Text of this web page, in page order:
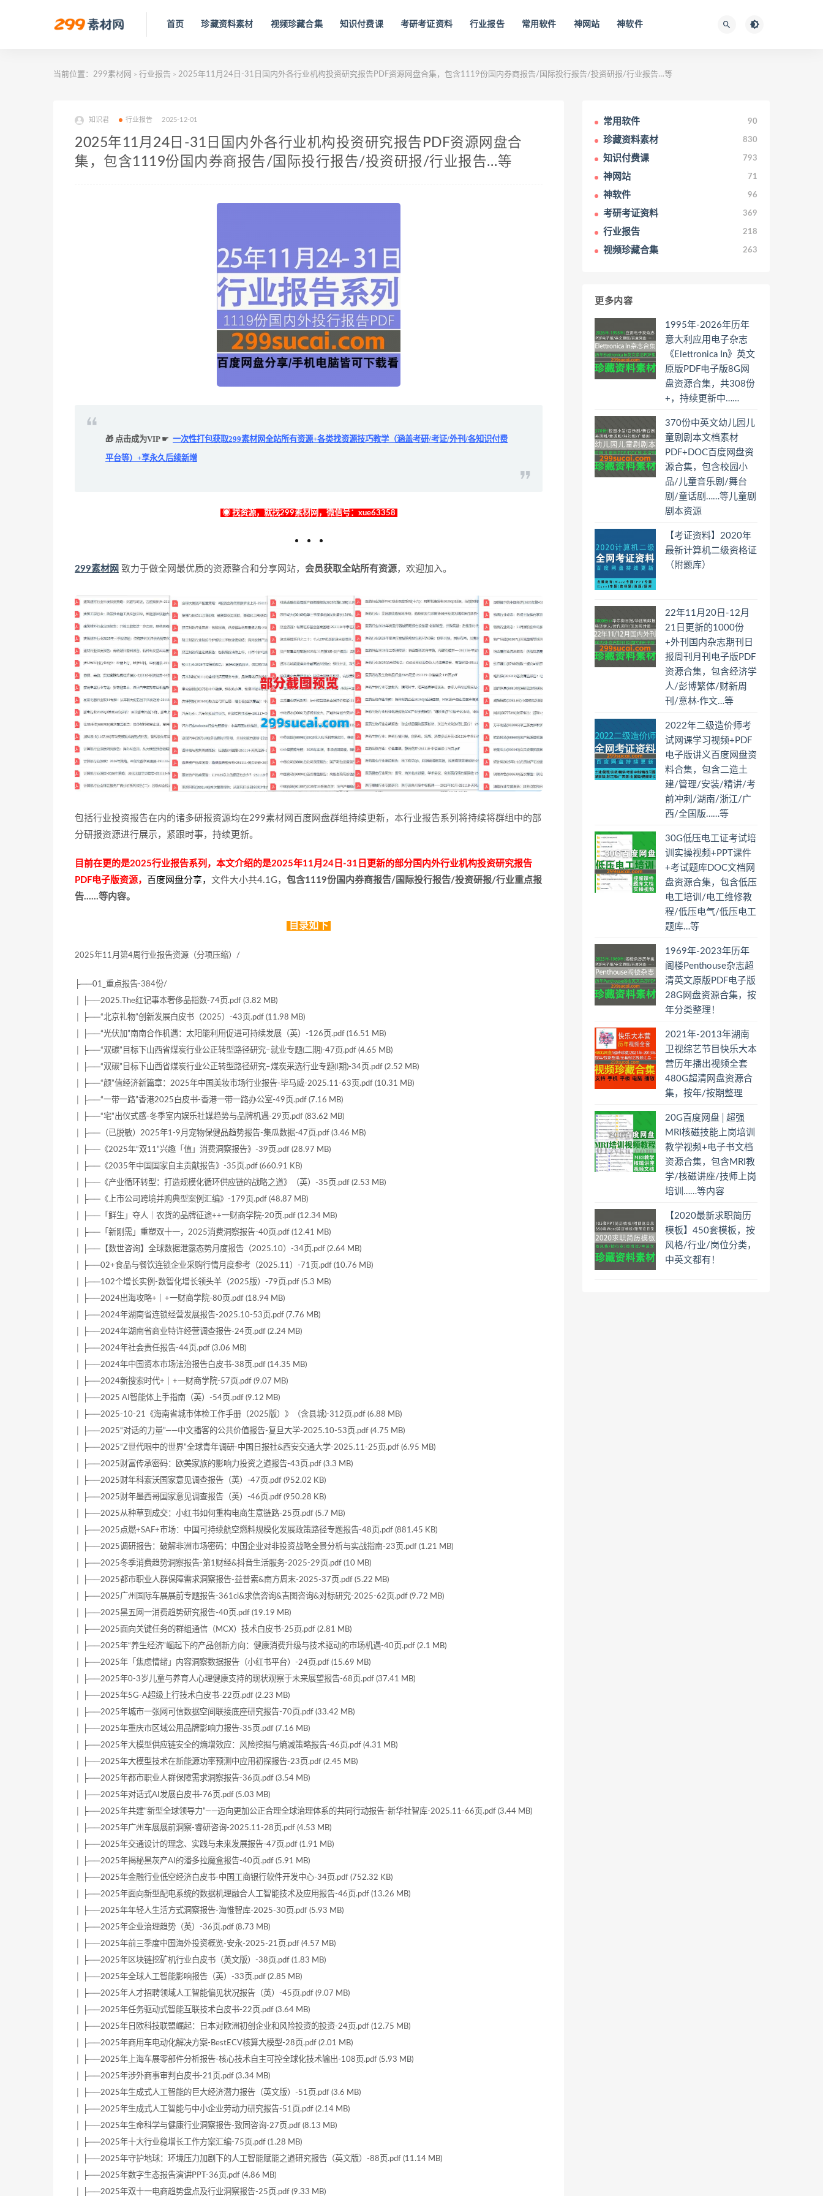
首页 珍藏资料素材 视频珍藏合集 知识付费课 考研考证资料 行业报告 常用软件 神网站 神软件
当前位置： 299素材网 > 行业报告 > 2025年11月24日-31日国内外各行业机构投资研究报告PDF资源网盘合集，包含1119份国内券商报告/国际投行报告/投资研报/行业报告…等
知识君 行业报告 2025-12-01
2025年11月24日-31日国内外各行业机构投资研究报告PDF资源网盘合
集，包含1119份国内券商报告/国际投行报告/投资研报/行业报告…等
🎁 点击成为VIP ☛ 一次性打包获取299素材网全站所有资源+各类找资源技巧教学（涵盖考研/考证/外刊/各知识付费
平台等）+享永久后续新增
◉ 找资源，就找299素材网，微信号：xue63358
299素材网 致力于做全网最优质的资源整合和分享网站， 会员获取全站所有资源，欢迎加入。
包括行业投资报告在内的诸多研报资源均在299素材网百度网盘群组持续更新，本行业报告系列将持续将群组中的部
分研报资源进行展示，紧跟时事，持续更新。
目前在更的是2025行业报告系列，本文介绍的是2025年11月24日-31日更新的部分国内外行业机构投资研究报告
PDF电子版资源， 百度网盘分享， 文件大小共4.1G， 包含1119份国内券商报告/国际投行报告/投资研报/行业重点报
告……等内容。
目录如下
2025年11月第4周行业报告资源（分项压缩）/
├──01_重点报告-384份/
│ ├──2025.The红记事本奢侈品指数-74页.pdf (3.82 MB)
│ ├──“北京礼物”创新发展白皮书（2025）-43页.pdf (11.98 MB)
│ ├──“光伏加”南南合作机遇：太阳能利用促进可持续发展（英）-126页.pdf (16.51 MB)
│ ├──“双碳”目标下山西省煤炭行业公正转型路径研究–就业专题(二期)-47页.pdf (4.65 MB)
│ ├──“双碳”目标下山西省煤炭行业公正转型路径研究–煤炭采选行业专题(I期)-34页.pdf (2.52 MB)
│ ├──“颜”值经济新篇章：2025年中国美妆市场行业报告-毕马威-2025.11-63页.pdf (10.31 MB)
│ ├──“一带一路”香港2025白皮书-香港一带一路办公室-49页.pdf (7.16 MB)
│ ├──“宅”出仪式感-冬季室内娱乐社媒趋势与品牌机遇-29页.pdf (83.62 MB)
│ ├──（已脱敏）2025年1-9月宠物保健品趋势报告-集瓜数据-47页.pdf (3.46 MB)
│ ├──《2025年“双11”兴趣「值」消费洞察报告》-39页.pdf (28.97 MB)
│ ├──《2035年中国国家自主贡献报告》-35页.pdf (660.91 KB)
│ ├──《产业循环转型：打造规模化循环供应链的战略之道》（英）-35页.pdf (2.53 MB)
│ ├──《上市公司跨境并购典型案例汇编》-179页.pdf (48.87 MB)
│ ├──「鲜生」夺人｜农货的品牌征途++一财商学院-20页.pdf (12.34 MB)
│ ├──「新刚需」重塑双十一，2025消费洞察报告-40页.pdf (12.41 MB)
│ ├──【数世咨询】全球数据泄露态势月度报告（2025.10）-34页.pdf (2.64 MB)
│ ├──02+食品与餐饮连锁企业采购行情月度参考（2025.11）-71页.pdf (10.76 MB)
│ ├──102个增长实例-数智化增长领头羊（2025版）-79页.pdf (5.3 MB)
│ ├──2024出海攻略+｜+一财商学院-80页.pdf (18.94 MB)
│ ├──2024年湖南省连锁经营发展报告-2025.10-53页.pdf (7.76 MB)
│ ├──2024年湖南省商业特许经营调查报告-24页.pdf (2.24 MB)
│ ├──2024年社会责任报告-44页.pdf (3.06 MB)
│ ├──2024年中国资本市场法治报告白皮书-38页.pdf (14.35 MB)
│ ├──2024新搜索时代+｜+一财商学院-57页.pdf (9.07 MB)
│ ├──2025 AI智能体上手指南（英）-54页.pdf (9.12 MB)
│ ├──2025-10-21《海南省城市体检工作手册（2025版）》（含县城)-312页.pdf (6.88 MB)
│ ├──2025“对话的力量”——中文播客的公共价值报告-复旦大学-2025.10-53页.pdf (4.75 MB)
│ ├──2025“Z世代眼中的世界”全球青年调研-中国日报社&西安交通大学-2025.11-25页.pdf (6.95 MB)
│ ├──2025财富传承密码：欧美家族的影响力投资之道报告-43页.pdf (3.3 MB)
│ ├──2025财年科索沃国家意见调查报告（英）-47页.pdf (952.02 KB)
│ ├──2025财年墨西哥国家意见调查报告（英）-46页.pdf (950.28 KB)
│ ├──2025从种草到成交：小红书如何重构电商生意链路-25页.pdf (5.7 MB)
│ ├──2025点燃+SAF+市场：中国可持续航空燃料规模化发展政策路径专题报告-48页.pdf (881.45 KB)
│ ├──2025调研报告：破解非洲市场密码：中国企业对非投资战略全景分析与实战指南-23页.pdf (1.21 MB)
│ ├──2025冬季消费趋势洞察报告-第1财经&抖音生活服务-2025-29页.pdf (10 MB)
│ ├──2025都市职业人群保障需求洞察报告-益普索&南方周末-2025-37页.pdf (5.22 MB)
│ ├──2025广州国际车展展前专题报告-361ci&求信咨询&吉图咨询&对标研究-2025-62页.pdf (9.72 MB)
│ ├──2025黑五网一消费趋势研究报告-40页.pdf (19.19 MB)
│ ├──2025面向关键任务的群组通信（MCX）技术白皮书-25页.pdf (2.81 MB)
│ ├──2025年“养生经济”崛起下的产品创新方向：健康消费升级与技术驱动的市场机遇-40页.pdf (2.1 MB)
│ ├──2025年「焦虑情绪」内容洞察数据报告（小红书平台）-24页.pdf (15.69 MB)
│ ├──2025年0-3岁儿童与养育人心理健康支持的现状观察于未来展望报告-68页.pdf (37.41 MB)
│ ├──2025年5G-A超级上行技术白皮书-22页.pdf (2.23 MB)
│ ├──2025年城市一张网可信数据空间联接底座研究报告-70页.pdf (33.42 MB)
│ ├──2025年重庆市区域公用品牌影响力报告-35页.pdf (7.16 MB)
│ ├──2025年大模型供应链安全的熵增效应：风险挖掘与熵减策略报告-46页.pdf (4.31 MB)
│ ├──2025年大模型技术在新能源功率预测中应用初探报告-23页.pdf (2.45 MB)
│ ├──2025年都市职业人群保障需求洞察报告-36页.pdf (3.54 MB)
│ ├──2025年对话式AI发展白皮书-76页.pdf (5.03 MB)
│ ├──2025年共建“新型全球领导力”——迈向更加公正合理全球治理体系的共同行动报告-新华社智库-2025.11-66页.pdf (3.44 MB)
│ ├──2025年广州车展展前洞察-睿研咨询-2025.11-28页.pdf (4.53 MB)
│ ├──2025年交通设计的理念、实践与未来发展报告-47页.pdf (1.91 MB)
│ ├──2025年揭秘黑灰产AI的潘多拉魔盒报告-40页.pdf (5.91 MB)
│ ├──2025年金融行业低空经济白皮书-中国工商银行软件开发中心-34页.pdf (752.32 KB)
│ ├──2025年面向新型配电系统的数据机理融合人工智能技术及应用报告-46页.pdf (13.26 MB)
│ ├──2025年年轻人生活方式洞察报告-海惟智库-2025-30页.pdf (5.93 MB)
│ ├──2025年企业治理趋势（英）-36页.pdf (8.73 MB)
│ ├──2025年前三季度中国海外投资概览-安永-2025-21页.pdf (4.57 MB)
│ ├──2025年区块链挖矿机行业白皮书（英文版）-38页.pdf (1.83 MB)
│ ├──2025年全球人工智能影响报告（英）-33页.pdf (2.85 MB)
│ ├──2025年人才招聘领域人工智能偏见状况报告（英）-45页.pdf (9.07 MB)
│ ├──2025年任务驱动式智能互联技术白皮书-22页.pdf (3.64 MB)
│ ├──2025年日欧科技联盟崛起：日本对欧洲初创企业和风险投资的投资-24页.pdf (12.75 MB)
│ ├──2025年商用车电动化解决方案-BestECV核算大模型-28页.pdf (2.01 MB)
│ ├──2025年上海车展零部件分析报告-核心技术自主可控全球化技术输出-108页.pdf (5.93 MB)
│ ├──2025年涉外商事审判白皮书-21页.pdf (3.34 MB)
│ ├──2025年生成式人工智能的巨大经济潜力报告（英文版）-51页.pdf (3.6 MB)
│ ├──2025年生成式人工智能与中小企业劳动力研究报告-51页.pdf (2.14 MB)
│ ├──2025年生命科学与健康行业洞察报告-致同咨询-27页.pdf (8.13 MB)
│ ├──2025年十大行业稳增长工作方案汇编-75页.pdf (1.28 MB)
│ ├──2025年守护地球：环境压力加剧下的人工智能赋能之道研究报告（英文版）-88页.pdf (11.14 MB)
│ ├──2025年数字生态报告演讲PPT-36页.pdf (4.86 MB)
│ ├──2025年双十一电商趋势盘点及行业洞察报告-25页.pdf (9.33 MB)
常用软件 90
珍藏资料素材 830
知识付费课 793
神网站 71
神软件 96
考研考证资料 369
行业报告 218
视频珍藏合集 263
更多内容
1995年-2026年历年
意大利应用电子杂志
《Elettronica In》英文
原版PDF电子版8G网
盘资源合集，共308份
+，持续更新中……
370份中英文幼儿园儿
童剧剧本文档素材
PDF+DOC百度网盘资
源合集，包含校园小
品/儿童音乐剧/舞台
剧/童话剧……等儿童剧
剧本资源
【考证资料】2020年
最新计算机二级资格证
（附题库）
22年11月20日-12月
21日更新的1000份
+外刊国内杂志期刊日
报周刊月刊电子版PDF
资源合集，包含经济学
人/彭博繁体/财新周
刊/意林·作文…等
2022年二级造价师考
试网课学习视频+PDF
电子版讲义百度网盘资
料合集，包含二造土
建/管理/安装/精讲/考
前冲刺/湖南/浙江/广
西/全国版……等
30G低压电工证考试培
训实操视频+PPT课件
+考试题库DOC文档网
盘资源合集，包含低压
电工培训/电工维修教
程/低压电气/低压电工
题库…等
1969年-2023年历年
阁楼Penthouse杂志超
清英文原版PDF电子版
28G网盘资源合集，按
年分类整理！
2021年-2013年湖南
卫视综艺节目快乐大本
营历年播出视频全套
480G超清网盘资源合
集，按年/按期整理
20G百度网盘│超强
MRI核磁技能上岗培训
教学视频+电子书文档
资源合集，包含MRI教
学/核磁讲座/技师上岗
培训……等内容
【2020最新求职简历
模板】450套模板，按
风格/行业/岗位分类，
中英文都有！